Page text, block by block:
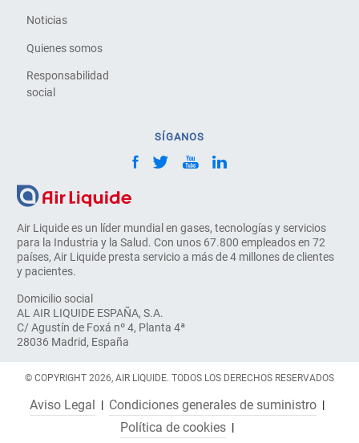
Air Liquide es un líder mundial en gases, tecnologías y servicios
para la Industria y la Salud. Con unos 67.800 empleados en 72
países, Air Liquide presta servicio a más de 4 millones de clientes
y pacientes.
Domicilio social
AL AIR LIQUIDE ESPAÑA, S.A.
C/ Agustín de Foxá nº 4, Planta 4ª
28036 Madrid, España
Noticias
Quienes somos
Responsabilidad
social
SÍGANOS
© COPYRIGHT 2026, AIR LIQUIDE. TODOS LOS DERECHOS RESERVADOS
Aviso Legal
Condiciones generales de suministro
Política de cookies